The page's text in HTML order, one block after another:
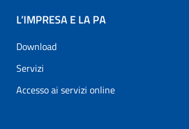
L’IMPRESA E LA PA
Download
Servizi
Accesso ai servizi online